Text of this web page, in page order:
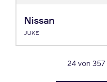
Nissan
JUKE
24 von 357